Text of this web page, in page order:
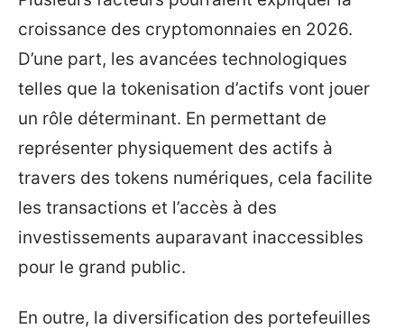
croissance des cryptomonnaies en 2026.
D’une part, les avancées technologiques
telles que la tokenisation d’actifs vont jouer
un rôle déterminant. En permettant de
représenter physiquement des actifs à
travers des tokens numériques, cela facilite
les transactions et l’accès à des
investissements auparavant inaccessibles
pour le grand public.
En outre, la diversification des portefeuilles